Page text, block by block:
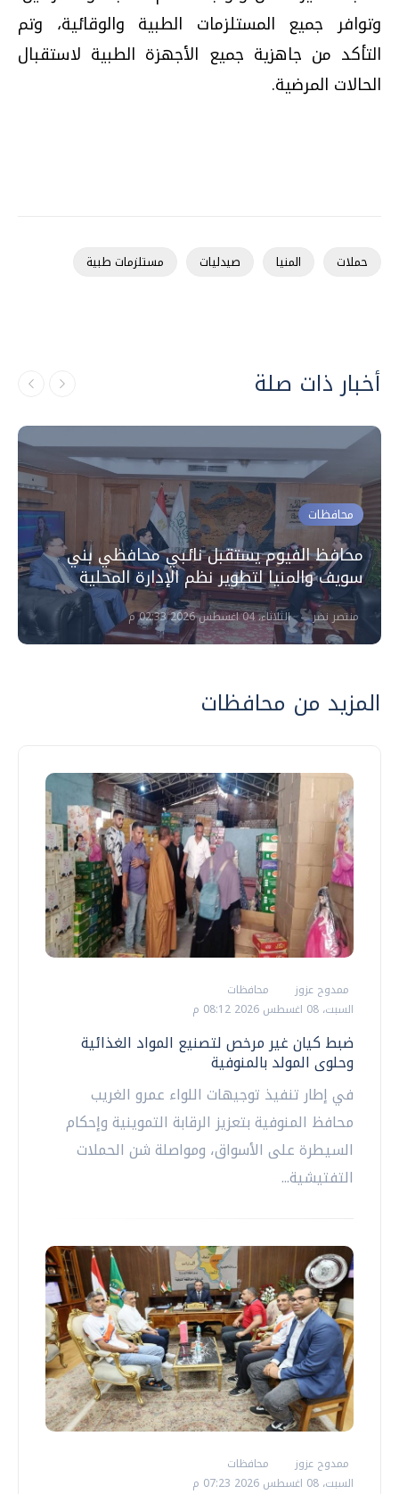
وتوافر جميع المستلزمات الطبية والوقائية، وتم
التأكد من جاهزية جميع الأجهزة الطبية لاستقبال
الحالات المرضية.
حملات المنيا صيدليات مستلزمات طبية
أخبار ذات صلة
محافظات
محافظ الفيوم يستقبل نائبي محافظي بني
سويف والمنيا لتطوير نظم الإدارة المحلية
منتصر نضر الثلاثاء، 04 اغسطس 2026 02:33 م
المزيد من محافظات
ممدوح عزوز
محافظات
السبت، 08 اغسطس 2026 08:12 م
ضبط كيان غير مرخص لتصنيع المواد الغذائية
وحلوى المولد بالمنوفية
في إطار تنفيذ توجيهات اللواء عمرو الغريب
محافظ المنوفية بتعزيز الرقابة التموينية وإحكام
السيطرة على الأسواق، ومواصلة شن الحملات
التفتيشية...
ممدوح عزوز
محافظات
السبت، 08 اغسطس 2026 07:23 م